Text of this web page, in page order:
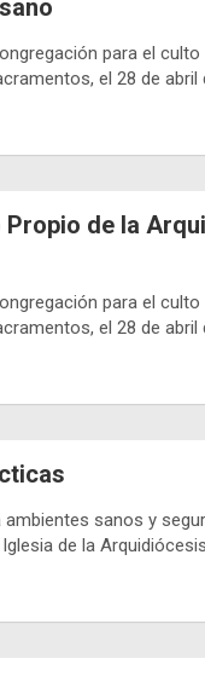
para el culto
el 28 de abril
de la
para el culto
el 28 de abril
sanos y
de la